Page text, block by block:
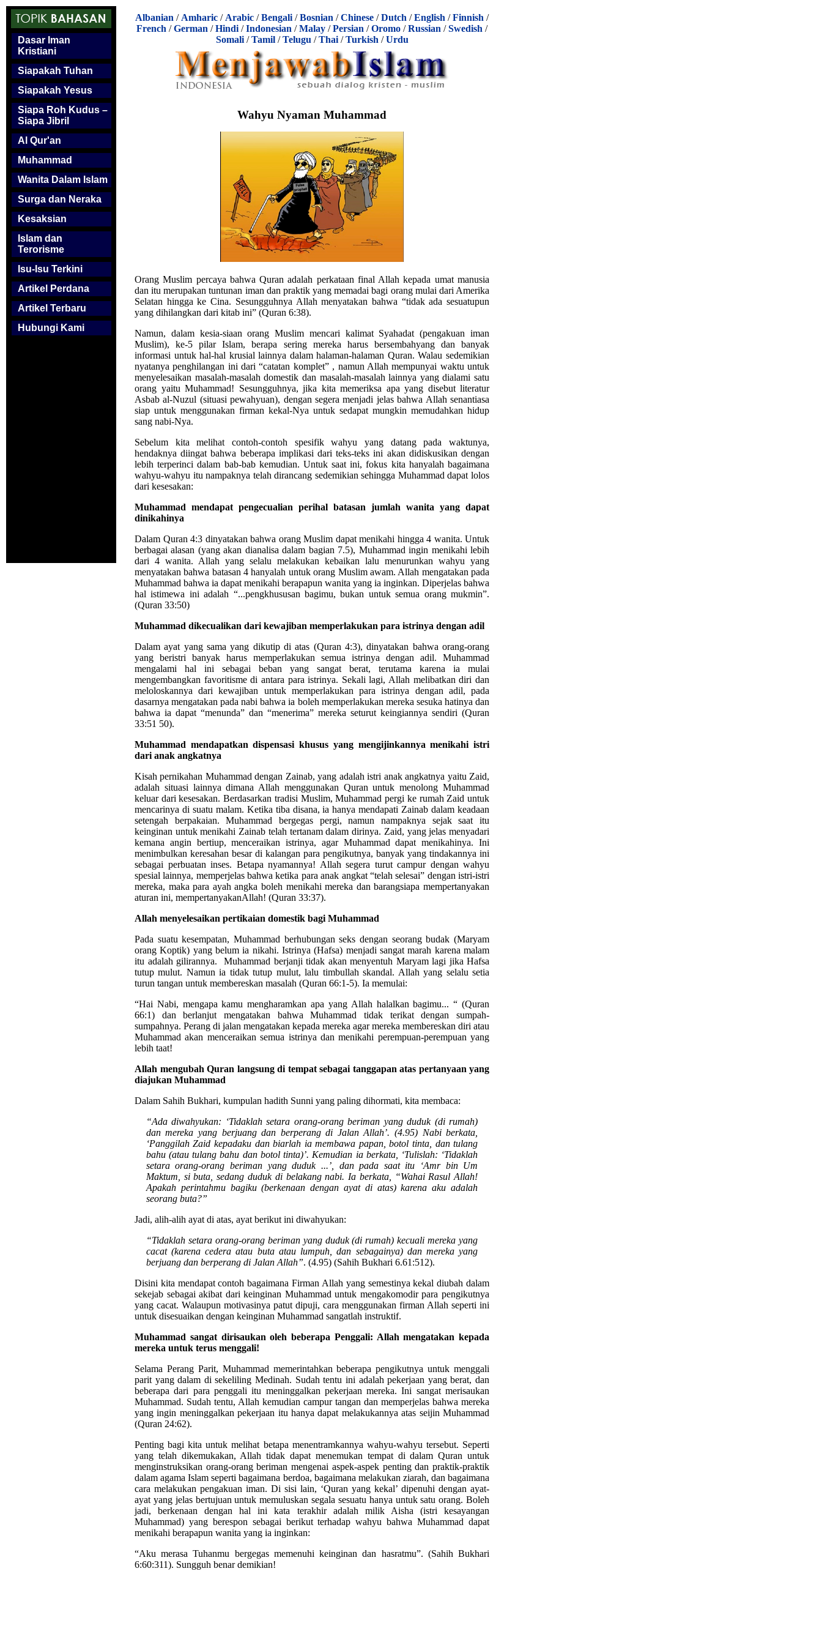
Dasar Iman
Kristiani
Siapakah Tuhan
Siapakah Yesus
Siapa Roh Kudus –
Siapa Jibril
Al Qur'an
Muhammad
Wanita Dalam Islam
Surga dan Neraka
Kesaksian
Islam dan
Terorisme
Isu-Isu Terkini
Artikel Perdana
Artikel Terbaru
Hubungi Kami
Albanian / Amharic / Arabic /Bengali /Bosnian /Chinese /Dutch /English /Finnish /
French /German /Hindi /Indonesian /Malay /Persian /Oromo /Russian /Swedish /
Somali/Tamil/Telugu /Thai/Turkish /Urdu
Wahyu Nyaman Muhammad
Orang Muslim percaya bahwa Quran adalah perkataan final Allah kepada umat manusia
dan itu merupakan tuntunan iman dan praktik yang memadai bagi orang mulai dari Amerika
Selatan hingga ke Cina. Sesungguhnya Allah menyatakan bahwa “tidak ada sesuatupun
yang dihilangkan dari kitab ini” (Quran 6:38).
Namun, dalam kesia-siaan orang Muslim mencari kalimat Syahadat (pengakuan iman
Muslim), ke-5 pilar Islam, berapa sering mereka harus bersembahyang dan banyak
informasi untuk hal-hal krusial lainnya dalam halaman-halaman Quran. Walau sedemikian
nyatanya penghilangan ini dari “catatan komplet” , namun Allah mempunyai waktu untuk
menyelesaikan masalah-masalah domestik dan masalah-masalah lainnya yang dialami satu
orang yaitu Muhammad! Sesungguhnya, jika kita memeriksa apa yang disebut literatur
Asbab al-Nuzul (situasi pewahyuan), dengan segera menjadi jelas bahwa Allah senantiasa
siap untuk menggunakan firman kekal-Nya untuk sedapat mungkin memudahkan hidup
sang nabi-Nya.
Sebelum kita melihat contoh-contoh spesifik wahyu yang datang pada waktunya,
hendaknya diingat bahwa beberapa implikasi dari teks-teks ini akan didiskusikan dengan
lebih terperinci dalam bab-bab kemudian. Untuk saat ini, fokus kita hanyalah bagaimana
wahyu-wahyu itu nampaknya telah dirancang sedemikian sehingga Muhammad dapat lolos
dari kesesakan:
Muhammad mendapat pengecualian perihal batasan jumlah wanita yang dapat
dinikahinya
Dalam Quran 4:3 dinyatakan bahwa orang Muslim dapat menikahi hingga 4 wanita. Untuk
berbagai alasan (yang akan dianalisa dalam bagian 7.5), Muhammad ingin menikahi lebih
dari 4 wanita. Allah yang selalu melakukan kebaikan lalu menurunkan wahyu yang
menyatakan bahwa batasan 4 hanyalah untuk orang Muslim awam. Allah mengatakan pada
Muhammad bahwa ia dapat menikahi berapapun wanita yang ia inginkan. Diperjelas bahwa
hal istimewa ini adalah “...pengkhususan bagimu, bukan untuk semua orang mukmin”.
(Quran 33:50)
Muhammad dikecualikan dari kewajiban memperlakukan para istrinya dengan adil
Dalam ayat yang sama yang dikutip di atas (Quran 4:3), dinyatakan bahwa orang-orang
yang beristri banyak harus memperlakukan semua istrinya dengan adil. Muhammad
mengalami hal ini sebagai beban yang sangat berat, terutama karena ia mulai
mengembangkan favoritisme di antara para istrinya. Sekali lagi, Allah melibatkan diri dan
meloloskannya dari kewajiban untuk memperlakukan para istrinya dengan adil, pada
dasarnya mengatakan pada nabi bahwa ia boleh memperlakukan mereka sesuka hatinya dan
bahwa ia dapat “menunda” dan “menerima” mereka seturut keingiannya sendiri (Quran
33:51 50).
Muhammad mendapatkan dispensasi khusus yang mengijinkannya menikahi istri
dari anak angkatnya
Kisah pernikahan Muhammad dengan Zainab, yang adalah istri anak angkatnya yaitu Zaid,
adalah situasi lainnya dimana Allah menggunakan Quran untuk menolong Muhammad
keluar dari kesesakan. Berdasarkan tradisi Muslim, Muhammad pergi ke rumah Zaid untuk
mencarinya di suatu malam. Ketika tiba disana, ia hanya mendapati Zainab dalam keadaan
setengah berpakaian. Muhammad bergegas pergi, namun nampaknya sejak saat itu
keinginan untuk menikahi Zainab telah tertanam dalam dirinya. Zaid, yang jelas menyadari
kemana angin bertiup, menceraikan istrinya, agar Muhammad dapat menikahinya. Ini
menimbulkan keresahan besar di kalangan para pengikutnya, banyak yang tindakannya ini
sebagai perbuatan inses. Betapa nyamannya! Allah segera turut campur dengan wahyu
spesial lainnya, memperjelas bahwa ketika para anak angkat “telah selesai” dengan istri-istri
mereka, maka para ayah angka boleh menikahi mereka dan barangsiapa mempertanyakan
aturan ini, mempertanyakanAllah! (Quran 33:37).
Allah menyelesaikan pertikaian domestik bagi Muhammad
Pada suatu kesempatan, Muhammad berhubungan seks dengan seorang budak (Maryam
orang Koptik) yang belum ia nikahi. Istrinya (Hafsa) menjadi sangat marah karena malam
itu adalah gilirannya. Muhammad berjanji tidak akan menyentuh Maryam lagi jika Hafsa
tutup mulut. Namun ia tidak tutup mulut, lalu timbullah skandal. Allah yang selalu setia
turun tangan untuk membereskan masalah (Quran 66:1-5). Ia memulai:
“Hai Nabi, mengapa kamu mengharamkan apa yang Allah halalkan bagimu... “ (Quran
66:1) dan berlanjut mengatakan bahwa Muhammad tidak terikat dengan sumpah-
sumpahnya. Perang di jalan mengatakan kepada mereka agar mereka membereskan diri atau
Muhammad akan menceraikan semua istrinya dan menikahi perempuan-perempuan yang
lebih taat!
Allah mengubah Quran langsung di tempat sebagai tanggapan atas pertanyaan yang
diajukan Muhammad
Dalam Sahih Bukhari, kumpulan hadith Sunni yang paling dihormati, kita membaca:
“Ada diwahyukan: ‘Tidaklah setara orang-orang beriman yang duduk (di rumah)
dan mereka yang berjuang dan berperang di Jalan Allah’. (4.95) Nabi berkata,
‘Panggilah Zaid kepadaku dan biarlah ia membawa papan, botol tinta, dan tulang
bahu (atau tulang bahu dan botol tinta)’. Kemudian ia berkata, ‘Tulislah: ‘Tidaklah
setara orang-orang beriman yang duduk ...’, dan pada saat itu ‘Amr bin Um
Maktum, si buta, sedang duduk di belakang nabi. Ia berkata, “Wahai Rasul Allah!
Apakah perintahmu bagiku (berkenaan dengan ayat di atas) karena aku adalah
seorang buta?”
Jadi, alih-alih ayat di atas, ayat berikut ini diwahyukan:
“Tidaklah setara orang-orang beriman yang duduk (di rumah) kecuali mereka yang
cacat (karena cedera atau buta atau lumpuh, dan sebagainya) dan mereka yang
berjuang dan berperang di Jalan Allah”. (4.95) (Sahih Bukhari 6.61:512).
Disini kita mendapat contoh bagaimana Firman Allah yang semestinya kekal diubah dalam
sekejab sebagai akibat dari keinginan Muhammad untuk mengakomodir para pengikutnya
yang cacat. Walaupun motivasinya patut dipuji, cara menggunakan firman Allah seperti ini
untuk disesuaikan dengan keinginan Muhammad sangatlah instruktif.
Muhammad sangat dirisaukan oleh beberapa Penggali: Allah mengatakan kepada
mereka untuk terus menggali!
Selama Perang Parit, Muhammad memerintahkan beberapa pengikutnya untuk menggali
parit yang dalam di sekeliling Medinah. Sudah tentu ini adalah pekerjaan yang berat, dan
beberapa dari para penggali itu meninggalkan pekerjaan mereka. Ini sangat merisaukan
Muhammad. Sudah tentu, Allah kemudian campur tangan dan memperjelas bahwa mereka
yang ingin meninggalkan pekerjaan itu hanya dapat melakukannya atas seijin Muhammad
(Quran 24:62).
Penting bagi kita untuk melihat betapa menentramkannya wahyu-wahyu tersebut. Seperti
yang telah dikemukakan, Allah tidak dapat menemukan tempat di dalam Quran untuk
menginstruksikan orang-orang beriman mengenai aspek-aspek penting dan praktik-praktik
dalam agama Islam seperti bagaimana berdoa, bagaimana melakukan ziarah, dan bagaimana
cara melakukan pengakuan iman. Di sisi lain, ‘Quran yang kekal’ dipenuhi dengan ayat-
ayat yang jelas bertujuan untuk memuluskan segala sesuatu hanya untuk satu orang. Boleh
jadi, berkenaan dengan hal ini kata terakhir adalah milik Aisha (istri kesayangan
Muhammad) yang berespon sebagai berikut terhadap wahyu bahwa Muhammad dapat
menikahi berapapun wanita yang ia inginkan:
“Aku merasa Tuhanmu bergegas memenuhi keinginan dan hasratmu”. (Sahih Bukhari
6:60:311). Sungguh benar demikian!